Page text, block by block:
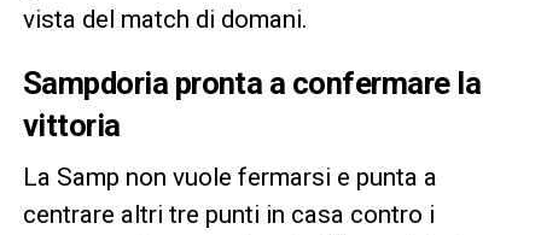
vista del match di domani.
Sampdoria pronta a confermare la
vittoria
La Samp non vuole fermarsi e punta a
centrare altri tre punti in casa contro i